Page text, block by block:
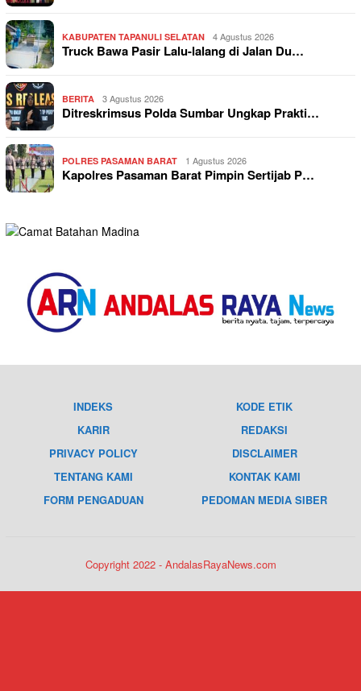
KABUPATEN TAPANULI SELATAN 4 Agustus 2026
Truck Bawa Pasir Lalu-lalang di Jalan Du…
BERITA 3 Agustus 2026
Ditreskrimsus Polda Sumbar Ungkap Prakti…
POLRES PASAMAN BARAT 1 Agustus 2026
Kapolres Pasaman Barat Pimpin Sertijab P…
INDEKS
KODE ETIK
KARIR
REDAKSI
PRIVACY POLICY
DISCLAIMER
TENTANG KAMI
KONTAK KAMI
FORM PENGADUAN
PEDOMAN MEDIA SIBER
Copyright 2022 - AndalasRayaNews.com